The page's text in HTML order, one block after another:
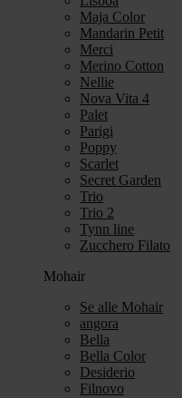
Maja Color
Mandarin Petit
Merci
Merino Cotton
Nellie
Nova Vita 4
Palet
Parigi
Poppy
Scarlet
Secret Garden
Trio
Trio 2
Tynn line
Zucchero Filato
Mohair
Se alle Mohair
angora
Bella
Bella Color
Desiderio
Filnovo